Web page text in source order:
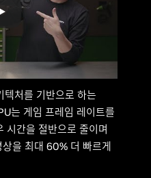
처를 기반으로 하는
는 게임 프레임 레이트를
시간을 절반으로 줄이며
을 최대 60% 더 빠르게